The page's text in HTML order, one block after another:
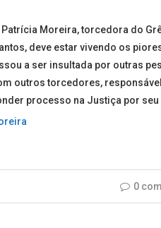
Patrícia Moreira, torcedora do
deve estar vivendo os
a ser insultada por outras
outros torcedores,
processo na Justiça por
0